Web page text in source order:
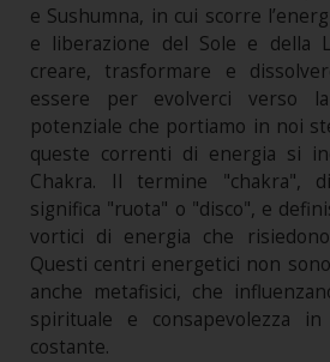
e Sushumna, in cui scorre
e liberazione del Sole e della
creare, trasformare e
essere per evolverci verso
potenziale che portiamo in noi
queste correnti di energia si
Chakra. Il termine "chakra",
significa "ruota" o "disco", e
vortici di energia che
Questi centri energetici non
anche metafisici, che
spirituale e consapevolezza
costante.